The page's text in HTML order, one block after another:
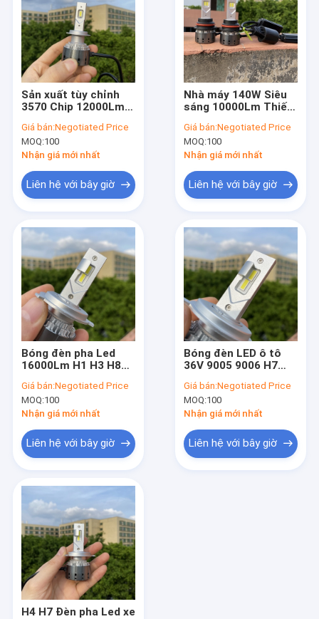
Các sản phẩm
Về chúng tôi
Tham quan nhà máy
Kiểm soát chất lượng
Yêu cầu báo giá
Bóng đèn pha LED ô tô
Bóng đèn pha LED Lumen cao
Bóng đèn pha LED không quạt
Quạt đèn pha LED làm mát
Đèn pha LED nhiều màu
Sản xuất tùy chỉnh
3570 Chip 12000Lm
ô tô LED Bóng đèn ô
tô Đèn ô tô Đèn pha
ô tô Nhà sản xuất
Giá bán:Negotiated Price
MOQ:100
Nhận giá mới nhất
Liên hệ với bây giờ
Nhà máy 140W Siêu
sáng 10000Lm Thiết
tự động Đèn pha Xe
hơi Canbus
Giá bán:Negotiated Price
MOQ:100
Nhận giá mới nhất
Liên hệ với bây giờ
Bóng đèn pha Led
16000Lm H1 H3 H8
H4
Giá bán:Negotiated Price
MOQ:100
Nhận giá mới nhất
Liên hệ với bây giờ
Bóng đèn LED ô tô
36V 9005 9006 H7
pha LED
Giá bán:Negotiated Price
MOQ:100
Nhận giá mới nhất
Liên hệ với bây giờ
H4 H7 Đèn pha Led xe